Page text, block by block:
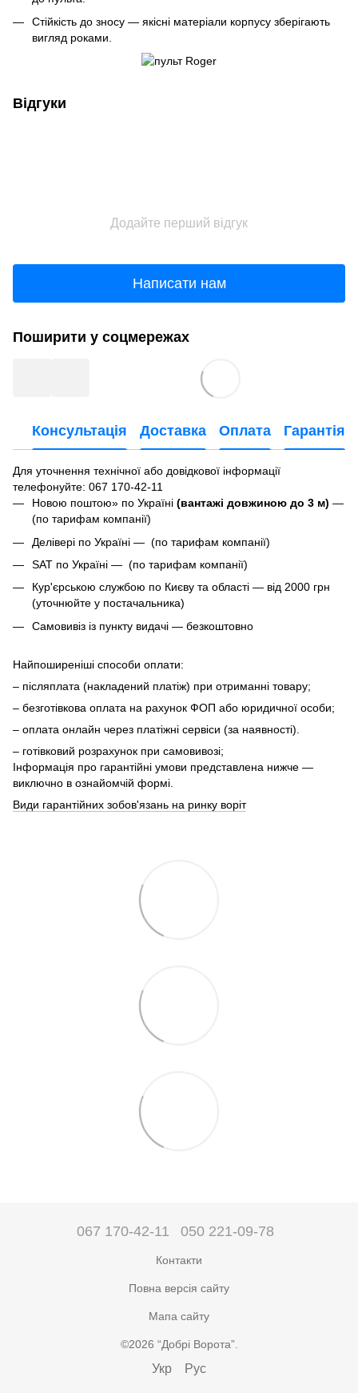
Стійкість до зносу — якісні матеріали корпусу зберігають
вигляд роками.
Відгуки
Додайте перший відгук
Написати нам
Поширити у соцмережах
Консультація Доставка Оплата Гарантія
Для уточнення технічної або довідкової інформації
телефонуйте: 067 170-42-11
Новою поштою» по Україні (вантажі довжиною до 3 м) —
(по тарифам компанії)
Делівері по Україні — (по тарифам компанії)
SAT по Україні — (по тарифам компанії)
Кур'єрською службою по Києву та області — від 2000 грн
(уточнюйте у постачальника)
Самовивіз із пункту видачі — безкоштовно
Найпоширеніші способи оплати:
– післяплата (накладений платіж) при отриманні товару;
– безготівкова оплата на рахунок ФОП або юридичної особи;
– оплата онлайн через платіжні сервіси (за наявності).
– готівковий розрахунок при самовивозі;
Інформація про гарантійні умови представлена нижче —
виключно в ознайомчій формі.
Види гарантійних зобов'язань на ринку воріт
067 170-42-11 050 221-09-78
Контакти
Повна версія сайту
Мапа сайту
©2026 “Добрі Ворота”.
Укр Рус